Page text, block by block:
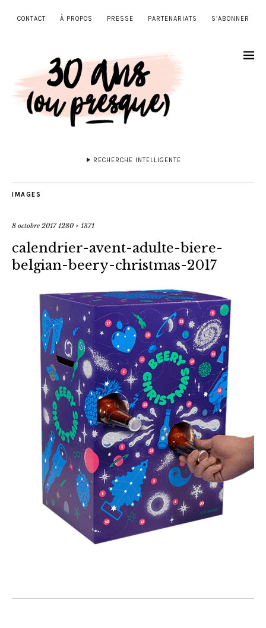
CONTACT À PROPOS PRESSE PARTENARIATS S’ABONNER
RECHERCHE INTELLIGENTE
IMAGES
8 octobre 2017 1280 × 1371
calendrier-avent-adulte-biere-
belgian-beery-christmas-2017